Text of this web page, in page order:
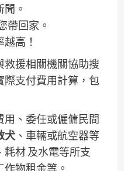
。
帶回家。
高！
援相關機關協助搜
際支付費用計算，包
、委任或僱傭民間
犬、車輛或航空器等
材 及水電等所支
物租金等。